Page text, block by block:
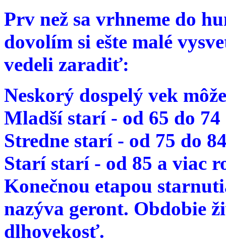
Prv než sa vrhneme do
dovolím si ešte malé
vedeli zaradiť:
Neskorý dospelý vek
Mladší starí - od 65 do
Stredne starí - od 75 do
Starí starí - od 85 a viac
Konečnou etapou
nazýva geront. Obdobie
dlhovekosť.